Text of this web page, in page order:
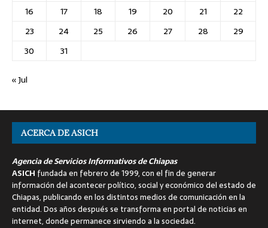
16
17 18 19 20 21
22
23
24 25 26 27 28
29
30
31
« Jul
ACERCA DE ASICH
Agencia de Servicios Informativos de Chiapas
ASICH fundada en febrero de 1999, con el fin de generar
información del acontecer político, social y económico del estado de
Chiapas, publicando en los distintos medios de comunicación en la
entidad. Dos años después se transforma en portal de noticias en
internet, donde permanece sirviendo a la sociedad.